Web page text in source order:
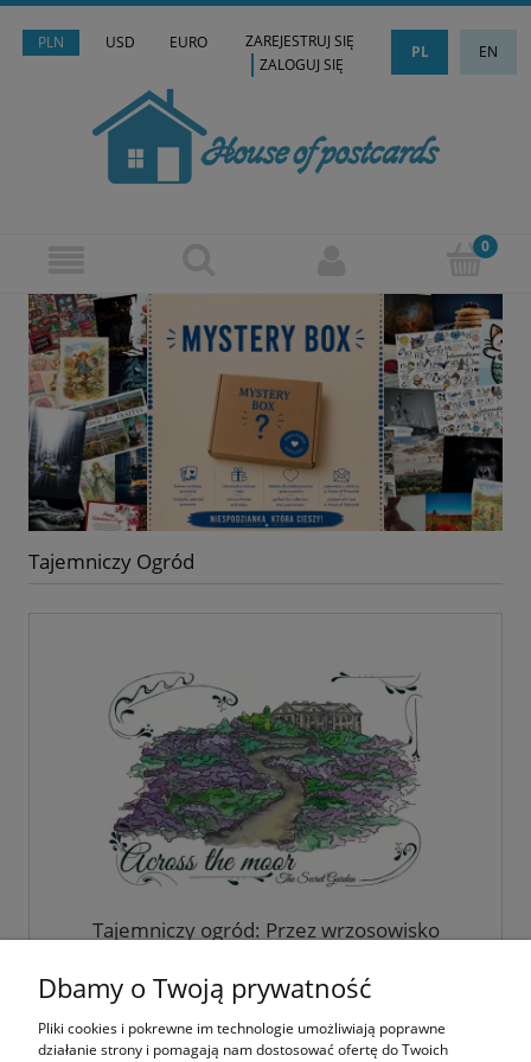
PLN USD EURO PL EN
ZAREJESTRUJ SIĘ
ZALOGUJ SIĘ
Tajemniczy Ogród
Tajemniczy ogród: Przez wrzosowisko
3,00 zł
Dbamy o Twoją prywatność
Pliki cookies i pokrewne im technologie umożliwiają poprawne
działanie strony i pomagają nam dostosować ofertę do Twoich